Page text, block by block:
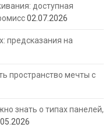
доступная
02.07.2026
предсказания на
пространство мечты с
знать о типах панелей,